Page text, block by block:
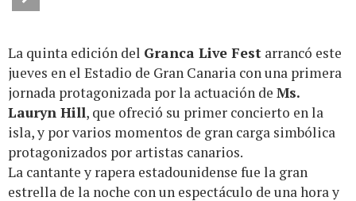
La quinta edición del Granca Live Fest arrancó este
jueves en el Estadio de Gran Canaria con una primera
jornada protagonizada por la actuación de Ms.
Lauryn Hill, que ofreció su primer concierto en la
isla, y por varios momentos de gran carga simbólica
protagonizados por artistas canarios.
La cantante y rapera estadounidense fue la gran
estrella de la noche con un espectáculo de una hora y